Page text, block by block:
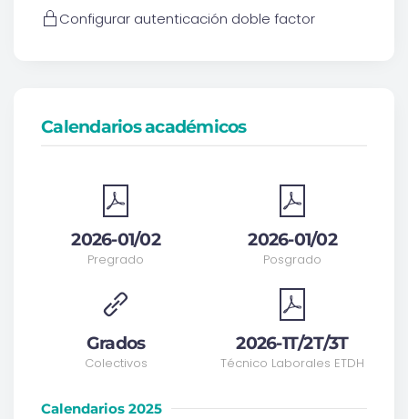
Configurar autenticación doble factor
Calendarios académicos
2026-01/02
Pregrado
Grados
Colectivos
2026-01/02
Posgrado
2026-1T/2T/3T
Técnico Laborales ETDH
Calendarios 2025